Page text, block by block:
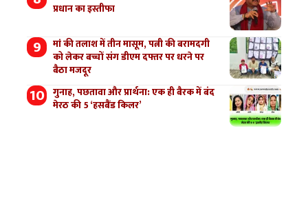
प्रधान का इस्तीफा
मां की तलाश में तीन मासूम, पत्नी की बरामदगी
को लेकर बच्चों संग डीएम दफ्तर पर धरने पर
बैठा मजदूर
गुनाह, पछतावा और प्रार्थना: एक ही बैरक में बंद
मेरठ की 5 ‘हसबैंड किलर’